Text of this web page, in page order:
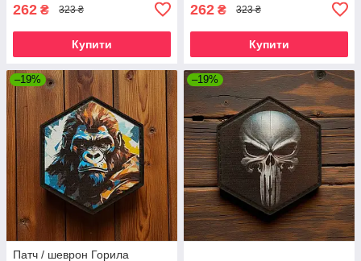
262 ₴ 323 ₴
Купити
262 ₴ 323 ₴
Купити
–19%
Патч / шеврон Горила
–19%